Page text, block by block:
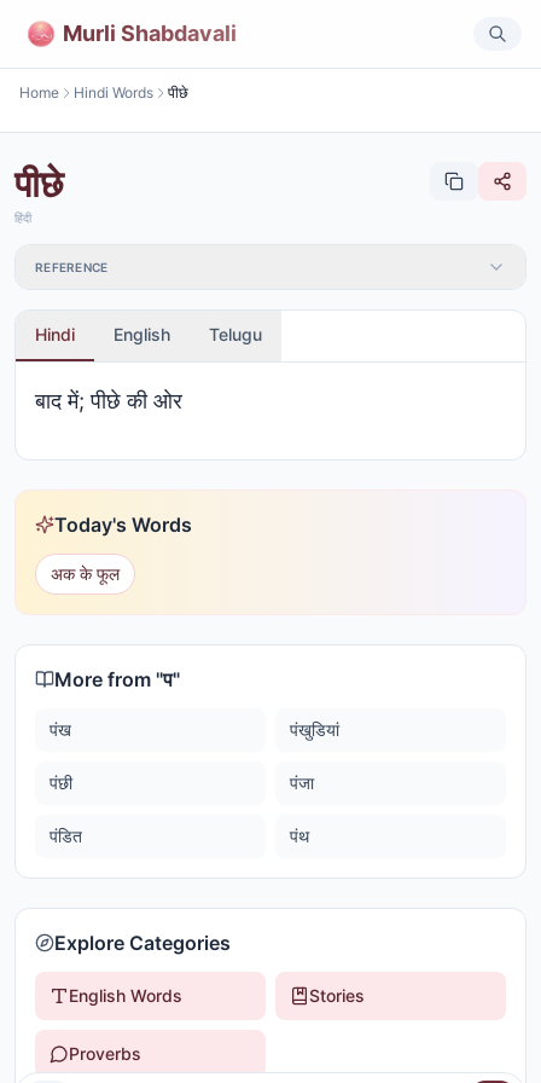
Murli Shabdavali
Home Hindi Words पीछे
पीछे
हिंदी
REFERENCE
Hindi English Telugu
बाद में; पीछे की ओर
Today's Words
अक के फूल
More from "प"
पंख पंखुडियां
पंछी पंजा
पंडित पंथ
Explore Categories
English Words Stories
Proverbs